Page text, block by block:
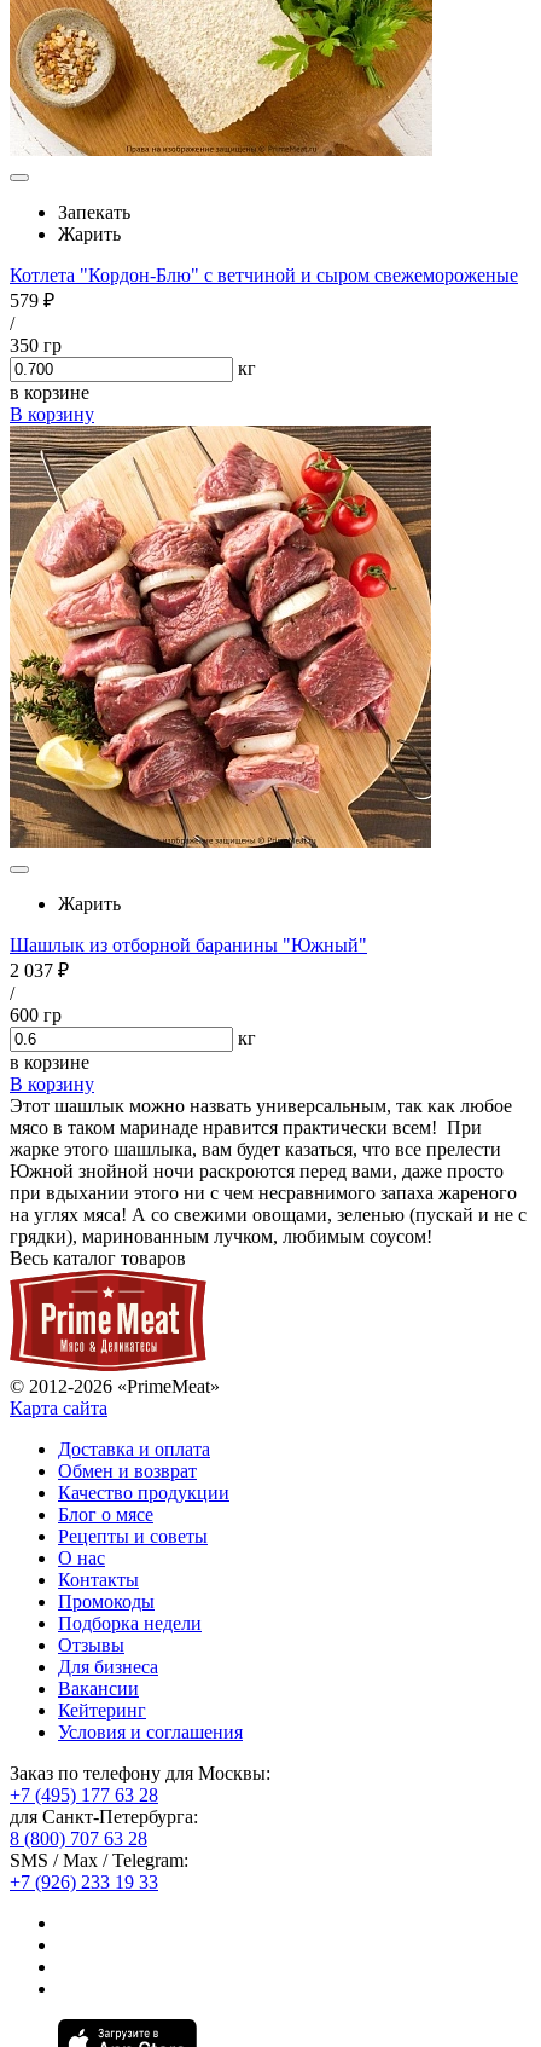
Запекать
Жарить
Котлета "Кордон-Блю" с ветчиной и сыром свежемороженые
579 ₽
/
350 гр
кг
в корзине
В корзину
Жарить
Шашлык из отборной баранины "Южный"
2 037 ₽
/
600 гр
кг
в корзине
В корзину
Этот шашлык можно назвать универсальным, так как любое
мясо в таком маринаде нравится практически всем! При
жарке этого шашлыка, вам будет казаться, что все прелести
Южной знойной ночи раскроются перед вами, даже просто
при вдыхании этого ни с чем несравнимого запаха жареного
на углях мяса! А со свежими овощами, зеленью (пускай и не с
грядки), маринованным лучком, любимым соусом!
Весь каталог товаров
© 2012-2026 «PrimeMeat»
Карта сайта
Доставка и оплата
Обмен и возврат
Качество продукции
Блог о мясе
Рецепты и советы
О нас
Контакты
Промокоды
Подборка недели
Отзывы
Для бизнеса
Вакансии
Кейтеринг
Условия и соглашения
Заказ по телефону для Москвы:
+7 (495) 177 63 28
для Санкт-Петербурга:
8 (800) 707 63 28
SMS / Max / Telegram:
+7 (926) 233 19 33